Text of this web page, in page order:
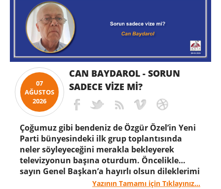
zaman dilimi içinde fiyatlardaki artış
oranıdır. Enflasyon genellikle genel bir
ölçüdür; örneğin, bir ülkedeki genel fiyat
artışı veya yaşam maliyetindeki artış gibi.
Ancak daha dar kapsamlı olarak da
hesaplanabilir; örneğin, gıda gibi belirli
mallar veya saç kesimi gibi hizmetler için.
Bağlam ne olursa olsun, enflasyon, ilgili mal
ve/veya hizmet grubunun belirli bir süre
içinde, en yaygın olarak bir yıl içinde ne kadar
daha pahalı hale geldiğini gösterir.
07
AĞUSTOS
2026
CAN BAYDAROL - SORUN
SADECE VIZE MI?
Çoğumuz gibi bendeniz de Özgür Özel’in Yeni
Parti bünyesindeki ilk grup toplantısında
neler söyleyeceğini merakla bekleyerek
televizyonun başına oturdum. Öncelikle
sayın Genel Başkan’a hayırlı olsun dileklerimi
iletmek isterim. Konuşmanın genelindeki
Yazının Tamamı için Tıklayınız...